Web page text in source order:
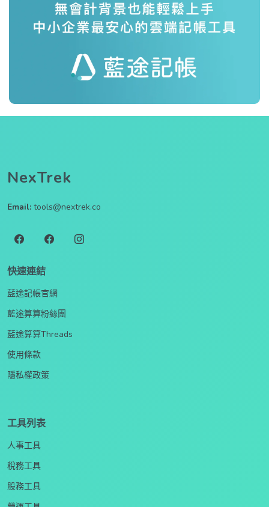
NexTrek
Email: tools@nextrek.co
快速連結
藍途記帳官網
藍途算算粉絲團
藍途算算Threads
使用條款
隱私權政策
工具列表
人事工具
稅務工具
股務工具